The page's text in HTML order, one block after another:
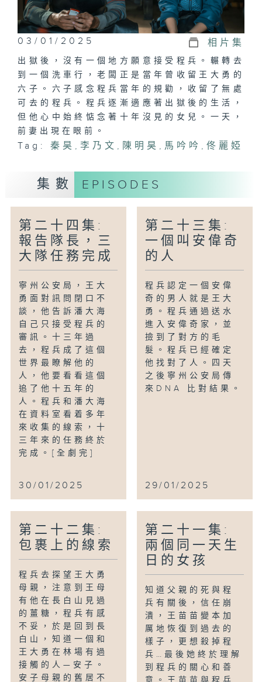
03/01/2025 相片集
出獄後，沒有一個地方願意接受程兵。輾轉去
到一個洗車行，老闆正是當年曾收留王大勇的
六子。六子感念程兵當年的規勸，收留了無處
可去的程兵。程兵逐漸適應著出獄後的生活，
但他心中始終惦念著十年沒見的女兒。一天，
前妻出現在眼前。
Tag: 秦昊 , 李乃文 , 陳明昊 , 馬吟吟 ,佟麗婭
集數 EPISODES
第二十四集:
報告隊長，三
大隊任務完成
寧州公安局，王大
勇面對訊問閉口不
談，他告訴潘大海
自己只接受程兵的
審訊。十三年過
去，程兵成了這個
世界最瞭解他的
人，他要看看這個
追了他十五年的
人。程兵和潘大海
在資料室看着多年
來收集的線索，十
三年來的任務終於
完成。[全劇完]
30/01/2025
第二十三集:
一個叫安偉奇
的人
程兵認定一個安偉
奇的男人就是王大
勇。程兵通過送水
進入安偉奇家，並
撿到了對方的毛
髮。程兵已經確定
他找對了人。四天
之後寧州公安局傳
來DNA 比對結果。
29/01/2025
第二十二集:
包裹上的線索
程兵去探望王大勇
母親，注意到王母
有他在長白山見過
的薑糖，程兵有感
不妥，於是回到長
白山，知道一個和
王大勇在林場有過
接觸的人—安子。
安子母親的舊居不
第二十一集:
兩個同一天生
日的女孩
知道父親的死與程
兵有關後，信任崩
潰，王苗苗變本加
厲地恢復到過去的
樣子，更想殺掉程
兵…最後她終於理解
到程兵的關心和善